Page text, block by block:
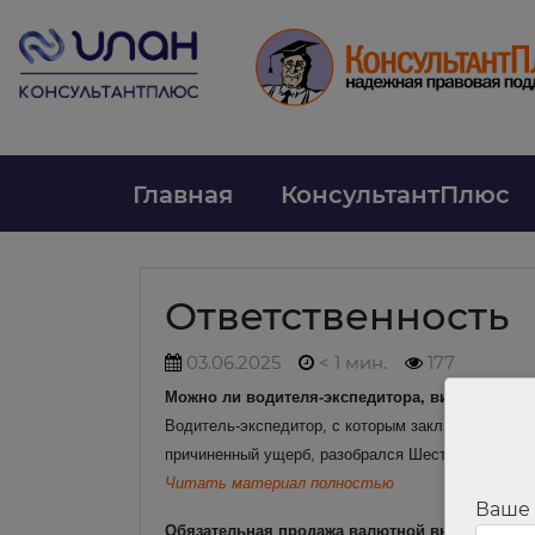
Главная КонсультантПлюс
Ответственность
03.06.2025 < 1 мин. 177
Можно ли водителя-экспедитора, виновного
Водитель-экспедитор, с которым заключен
причиненный ущерб, разобрался Шестой
Читать материал полностью
Обязательная продажа валютной выручки
Ваше